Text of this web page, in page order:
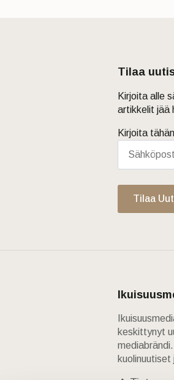
Tilaa
Kirjoita alle
artikkelit jää
Kirjoita
Tilaa
keskittynyt